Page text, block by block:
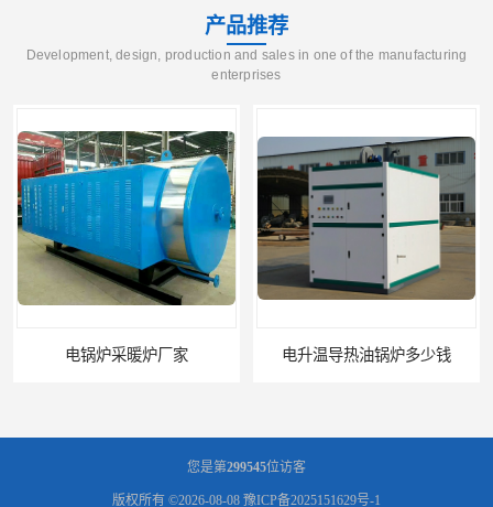
产品推荐
Development, design, production and sales in one of the manufacturing
enterprises
电锅炉采暖炉厂家 电升温导热油锅炉多少钱
您是第299545位访客
版权所有 ©2026-08-08 豫ICP备2025151629号-1